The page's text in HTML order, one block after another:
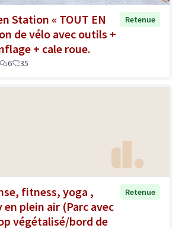
Station « TOUT EN
de vélo avec outils +
+ cale roue.
Retenue
6 35
fitness, yoga ,
plein air (Parc avec
végétalisé/bord de
Retenue